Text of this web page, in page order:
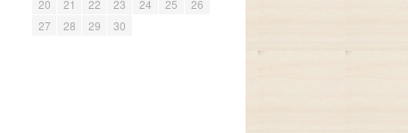
20
21 22 23 24 25
26
27
28 29 30